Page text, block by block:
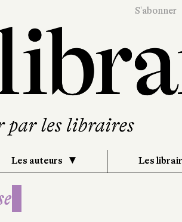
S'abonner
Les auteurs Les